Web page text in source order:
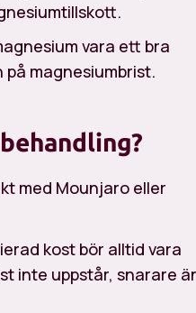
vara ett bra
magnesiumbrist.
med Mounjaro eller
kost bör alltid vara
inte uppstår, snarare